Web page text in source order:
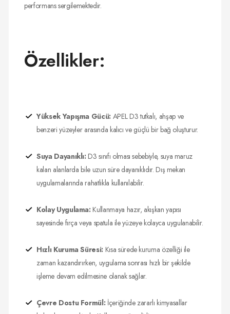
performans sergilemektedir.
Özellikler:
Yüksek Yapışma Gücü: APEL D3 tutkalı, ahşap ve
benzeri yüzeyler arasında kalıcı ve güçlü bir bağ oluşturur.
Suya Dayanıklı: D3 sınıfı olması sebebiyle, suya maruz
kalan alanlarda bile uzun süre dayanıklıdır. Dış mekan
uygulamalarında rahatlıkla kullanılabilir.
Kolay Uygulama: Kullanmaya hazır, akışkan yapısı
sayesinde fırça veya spatula ile yüzeye kolayca uygulanabilir.
Hızlı Kuruma Süresi: Kısa sürede kuruma özelliği ile
zaman kazandırırken, uygulama sonrası hızlı bir şekilde
işleme devam edilmesine olanak sağlar.
Çevre Dostu Formül: İçeriğinde zararlı kimyasallar